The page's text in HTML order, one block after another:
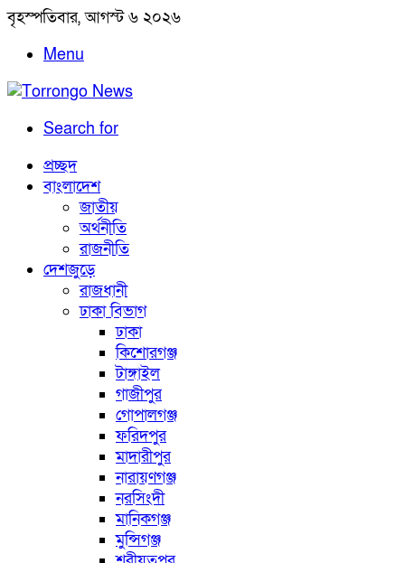
বৃহস্পতিবার, আগস্ট ৬ ২০২৬
Menu
Search for
প্রচ্ছদ
বাংলাদেশ
জাতীয়
অর্থনীতি
রাজনীতি
দেশজুড়ে
রাজধানী
ঢাকা বিভাগ
ঢাকা
কিশোরগঞ্জ
টাঙ্গাইল
গাজীপুর
গোপালগঞ্জ
ফরিদপুর
মাদারীপুর
নারায়ণগঞ্জ
নরসিংদী
মানিকগঞ্জ
মুন্সিগঞ্জ